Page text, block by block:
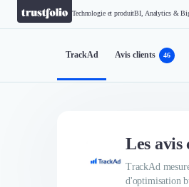
Technologie et produitBI, Analytics &
TrackAd Avis clients 46
Les avis
TrackAd
d'optimisation